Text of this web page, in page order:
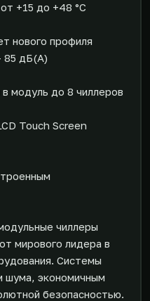
+15 до +48 °С
нового профиля
85 дБ(А)
модуль до 8 чиллеров
Touch Screen
чиллеры
мирового лидера в
Системы
шума, экономичным
безопасностью.